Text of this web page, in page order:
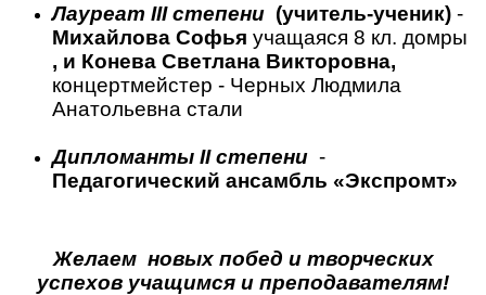
Лауреат IIIстепени (учитель-ученик) -
Михайлова Софья учащаяся 8 кл. домры
, и Конева Светлана Викторовна,
концертмейстер - Черных Людмила
Анатольевна стали
Дипломанты IIстепени -
Педагогический ансамбль «Экспромт»
Желаем новых побед и творческих
успехов учащимся и преподавателям!